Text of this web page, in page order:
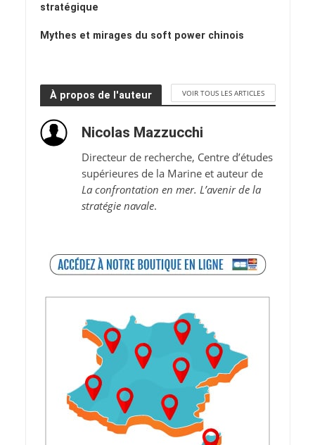
stratégique
Mythes et mirages du soft power chinois
À propos de l'auteur VOIR TOUS LES ARTICLES
Nicolas Mazzucchi
Directeur de recherche, Centre d’études
supérieures de la Marine et auteur de
La confrontation en mer. L’avenir de la
stratégie navale.